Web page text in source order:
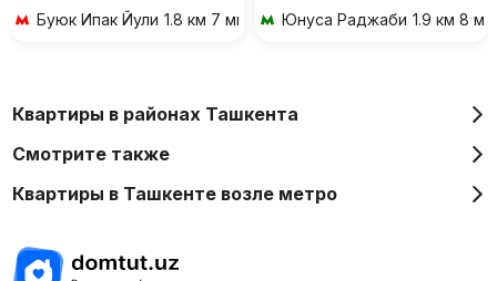
Буюк Ипак Йули 1.8 км 7 мин на транспорте
Юнуса Раджаби 1.9 км 8
Квартиры в районах Ташкента
Смотрите также
Квартиры в Ташкенте возле метро